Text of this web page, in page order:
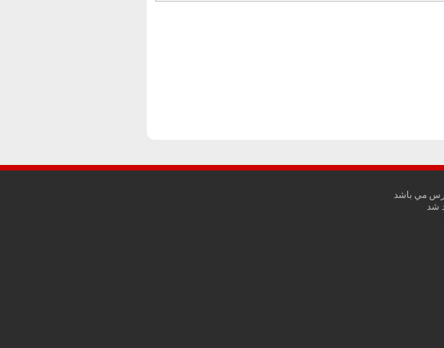
مي باشد
شد